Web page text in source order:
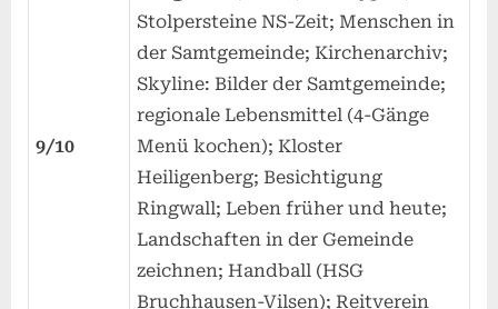
9/10
Stolpersteine NS-Zeit; Menschen in
der Samtgemeinde; Kirchenarchiv;
Skyline: Bilder der Samtgemeinde;
regionale Lebensmittel (4-Gänge
Menü kochen); Kloster
Heiligenberg; Besichtigung
Ringwall; Leben früher und heute;
Landschaften in der Gemeinde
zeichnen; Handball (HSG
Bruchhausen-Vilsen); Reitverein